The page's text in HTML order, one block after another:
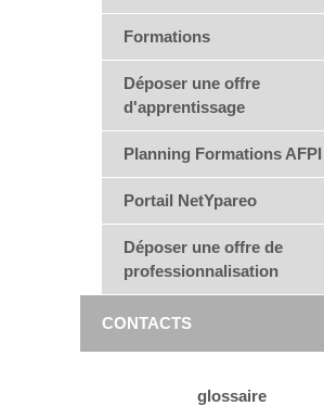
Formations
Déposer une offre
d'apprentissage
Planning Formations AFPI
Portail NetYpareo
Déposer une offre de
professionnalisation
CONTACTS
glossaire